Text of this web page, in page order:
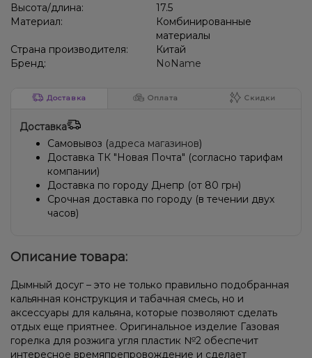
Высота/длина:
17.5
Материал:
Комбинированные
материалы
Страна производителя:
Китай
Бренд:
NoName
Доставка Оплата Скидки
Доставка
Самовывоз (адреса магазинов)
Доставка ТК "Новая Почта" (согласно тарифам
компании)
Доставка по городу Днепр (от 80 грн)
Срочная доставка по городу (в течении двух
часов)
Описание товара:
Дымный досуг – это не только правильно подобранная
кальянная конструкция и табачная смесь, но и
аксессуары для кальяна, которые позволяют сделать
отдых еще приятнее. Оригинальное изделие Газовая
горелка для розжига угля пластик №2 обеспечит
интересное времяпрепровождение и сделает